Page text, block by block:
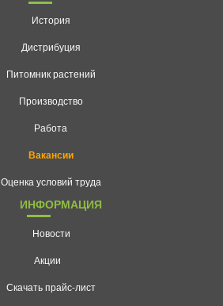
История
Дистрибуция
Питомник растений
Производство
Работа
Вакансии
Оценка условий труда
ИНФОРМАЦИЯ
Новости
Акции
Скачать прайс-лист